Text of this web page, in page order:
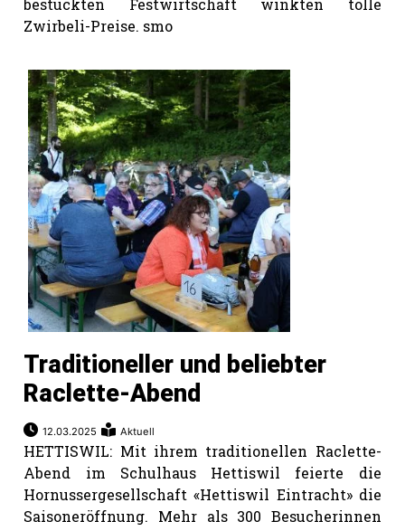
bestückten Festwirtschaft winkten tolle
Zwirbeli-Preise. smo
Traditioneller und beliebter
Raclette-Abend
12.03.2025 Aktuell
HETTISWIL: Mit ihrem traditionellen Raclette-
Abend im Schulhaus Hettiswil feierte die
Hornussergesellschaft «Hettiswil Eintracht» die
Saisoneröffnung. Mehr als 300 Besucherinnen